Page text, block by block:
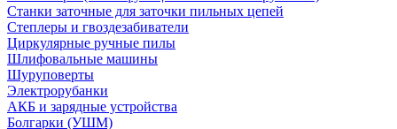
Станки заточные для заточки пильных цепей
Степлеры и гвоздезабиватели
Циркулярные ручные пилы
Шлифовальные машины
Шуруповерты
Электрорубанки
АКБ и зарядные устройства
Болгарки (УШМ)